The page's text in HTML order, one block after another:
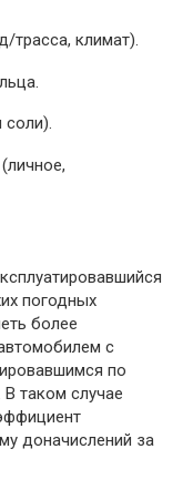
трасса, климат).
соли).
погодных
более
с
по
таком случае
доначислений за